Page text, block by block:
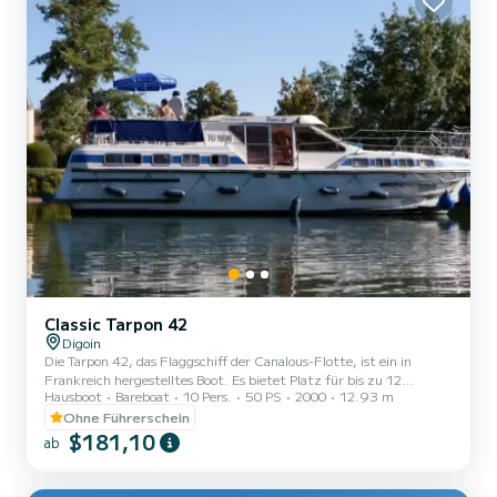
Classic Tarpon 42
Digoin
Die Tarpon 42, das Flaggschiff der Canalous-Flotte, ist ein in
Frankreich hergestelltes Boot. Es bietet Platz für bis zu 12
Personen an Bord, ist jedoch für 8 bis 10 Personen komfortabler. Es
besteht aus 4 Kabinen : 1 Vorderkabine mit 1 Doppelbett und 1
Einzelbett, 1 Mittelkabine mit 1 Doppelbett, 1 Backbord-Doppel-
Achterkabine und 1 Steuerbord-Achterkabine mit 2 Etagenbetten
umgewandelt werden kann. Es ist mit einem Küchenbere...
Hausboot Bareboat 10 Pers. 50 PS 2000
12.93 m
Ohne Führerschein
ab $181,10